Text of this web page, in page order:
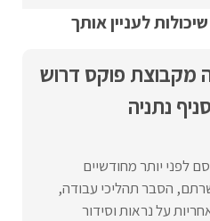
לעניין אותך
פוקס דרוש
נתניה
לפני יותר מחודשיים
הסבר תהליכי עבודה,
על נראות וסידור